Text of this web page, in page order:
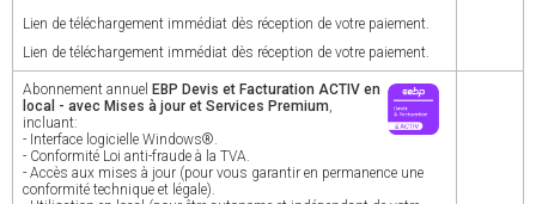
Lien de téléchargement immédiat dès réception de votre paiement.
Lien de téléchargement immédiat dès réception de votre paiement.
Abonnement annuel EBP Devis et Facturation ACTIV en
local - avec Mises à jour et Services Premium,
incluant:
- Interface logicielle Windows®.
- Conformité Loi anti-fraude à la TVA.
- Accès aux mises à jour (pour vous garantir en permanence une
conformité technique et légale).